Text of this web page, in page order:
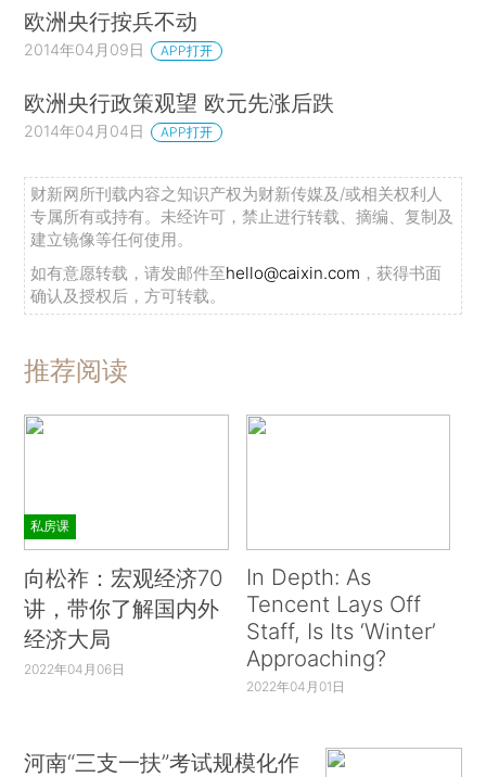
欧洲央行按兵不动
2014年04月09日 APP打开
欧洲央行政策观望 欧元先涨后跌
2014年04月04日 APP打开
财新网所刊载内容之知识产权为财新传媒及/或相关权利人
专属所有或持有。未经许可，禁止进行转载、摘编、复制及
建立镜像等任何使用。
如有意愿转载，请发邮件至hello@caixin.com ，获得书面
确认及授权后，方可转载。
推荐阅读
私房课
向松祚：宏观经济70
讲，带你了解国内外
经济大局
2022年04月06日
In Depth: As
Tencent Lays Off
Staff, Is Its ‘Winter’
Approaching?
2022年04月01日
河南“三支一扶”考试规模化作